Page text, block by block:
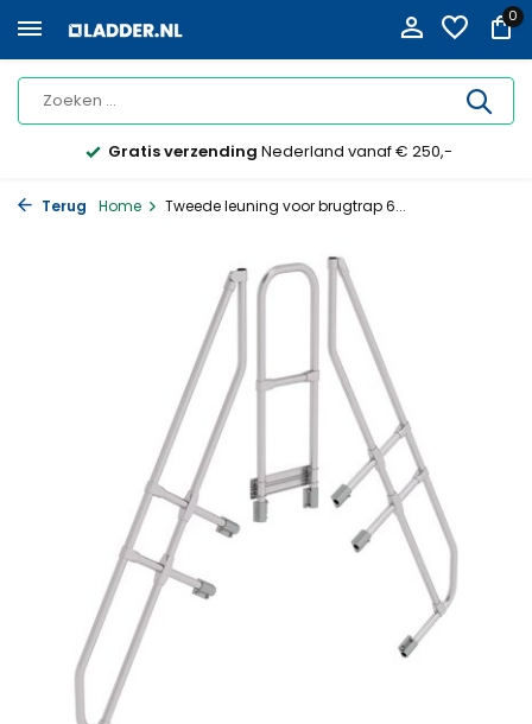
0
Gratis verzending Nederland vanaf € 250,-
Terug Home Tweede leuning voor brugtrap 6...